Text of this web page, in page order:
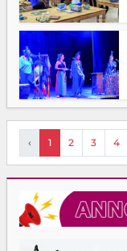
‹ 1 2 3 4